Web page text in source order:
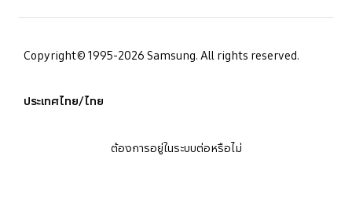
Copyright© 1995-2026 Samsung. All rights reserved.
ประเทศไทย/ไทย
ต้องการอยู่ในระบบต่อหรือไม่